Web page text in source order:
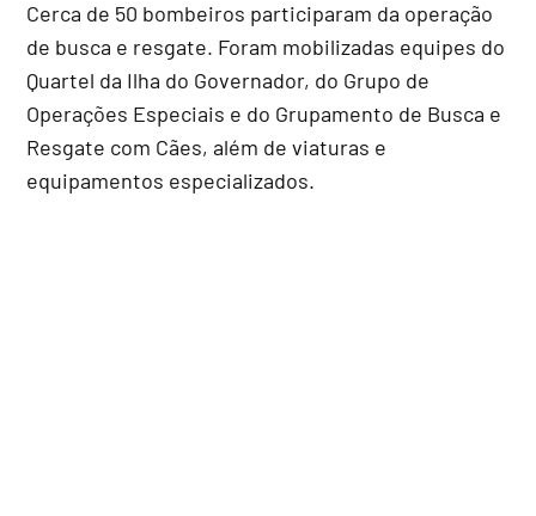
Cerca de 50 bombeiros participaram da operação
de busca e resgate. Foram mobilizadas equipes do
Quartel da Ilha do Governador, do Grupo de
Operações Especiais e do Grupamento de Busca e
Resgate com Cães, além de viaturas e
equipamentos especializados.